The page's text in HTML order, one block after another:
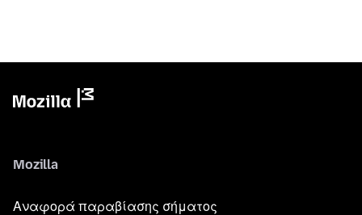
Mozilla
Αναφορά παραβίασης σήματος